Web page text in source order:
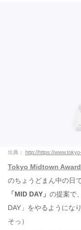
出典： http://https://
Tokyo Midtown Award
のちょうどまん中の日
「MID DAY」 の提案で
DAY」をやるようにな
そっ）